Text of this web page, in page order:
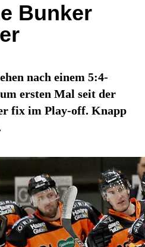
Bunker
nach einem 5:4-
ersten Mal seit der
fix im Play-off. Knapp